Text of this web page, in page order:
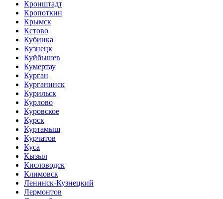
Кронштадт
Кропоткин
Крымск
Кстово
Кубинка
Кузнецк
Куйбышев
Кумертау
Курган
Курганинск
Курильск
Курлово
Куровское
Курск
Куртамыш
Курчатов
Куса
Кызыл
Кисловодск
Климовск
Ленинск-Кузнецкий
Лермонтов